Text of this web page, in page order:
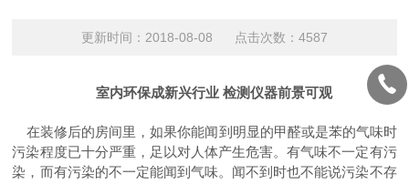
更新时间：2018-08-08 点击次数：4587
室内环保成新兴行业 检测仪器前景可观
在装修后的房间里，如果你能闻到明显的甲醛或是苯的气味时
污染程度已十分严重，足以对人体产生危害。有气味不一定有污
染，而有污染的不一定能闻到气味。闻不到时也不能说污染不存